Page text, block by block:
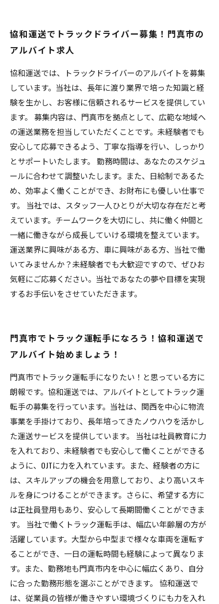
協和運送でトラックドライバー募集！門真市の
アルバイト求人
協和運送では、トラックドライバーのアルバイトを募集
しています。当社は、長年に渡り業界で培った知識と経
験を生かし、お客様に信頼されるサービスを提供してい
ます。 募集内容は、門真市を拠点として、広範な地域へ
の運送業務を担当していただくことです。未経験者でも
安心して応募できるよう、丁寧な指導を行い、しっかり
とサポートいたします。 勤務時間は、あなたのスケジュ
ールに合わせて調整いたします。また、日給制であるた
め、効率よく働くことができ、お財布にも優しい仕事で
す。 当社では、スタッフ一人ひとりが大切な存在だと考
えています。チームワークを大切にし、共に働く仲間と
一緒に働きながら成長していける環境を整えています。
運送業界に興味がある方、車に興味がある方、当社で働
いてみませんか？未経験者でも大歓迎ですので、ぜひお
気軽にご応募ください。当社であなたの夢や目標を実現
するお手伝いをさせていただきます。
門真市でトラック運転手になろう！協和運送で
アルバイト始めましょう！
門真市でトラック運転手になりたい！と思っている方に
朗報です。協和運送では、アルバイトとしてトラック運
転手の募集を行っています。当社は、関西を中心に物流
事業を手掛けており、長年培ってきたノウハウを活かし
た運送サービスを提供しています。 当社は社員教育に力
を入れており、未経験者でも安心して働くことができる
ように、OJTに力を入れています。また、経験者の方に
は、スキルアップの機会を用意しており、より高いスキ
ルを身につけることができます。さらに、希望する方に
は正社員登用もあり、安心して長期間働くことができま
す。 当社で働くトラック運転手は、幅広い年齢層の方が
活躍しています。大型から中型まで様々な車両を運転す
ることができ、一日の運転時間も経験によって異なりま
す。また、勤務地も門真市内を中心に幅広くあり、自分
に合った勤務形態を選ぶことができます。 協和運送で
は、従業員の皆様が働きやすい環境づくりにも力を入れ